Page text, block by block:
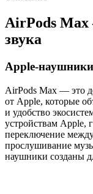
Черный
)
AirPods Max
звука
Apple-
AirPods Max — это
от Apple, которые
и удобство
устройствам Apple,
переключение
прослушивание
наушники созданы